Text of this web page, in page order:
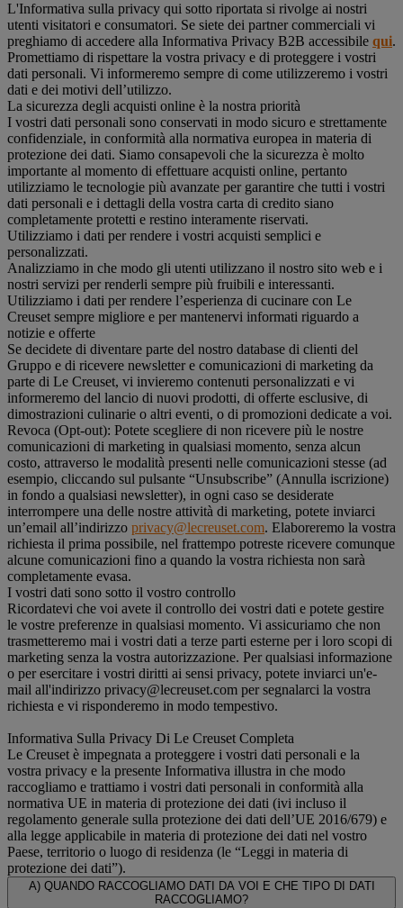
L'Informativa sulla privacy qui sotto riportata si rivolge ai nostri
utenti visitatori e consumatori. Se siete dei partner commerciali vi
preghiamo di accedere alla Informativa Privacy B2B accessibile qui.
Promettiamo di rispettare la vostra privacy e di proteggere i vostri
dati personali. Vi informeremo sempre di come utilizzeremo i vostri
dati e dei motivi dell’utilizzo.
La sicurezza degli acquisti online è la nostra priorità
I vostri dati personali sono conservati in modo sicuro e strettamente
confidenziale, in conformità alla normativa europea in materia di
protezione dei dati. Siamo consapevoli che la sicurezza è molto
importante al momento di effettuare acquisti online, pertanto
utilizziamo le tecnologie più avanzate per garantire che tutti i vostri
dati personali e i dettagli della vostra carta di credito siano
completamente protetti e restino interamente riservati.
Utilizziamo i dati per rendere i vostri acquisti semplici e
personalizzati.
Analizziamo in che modo gli utenti utilizzano il nostro sito web e i
nostri servizi per renderli sempre più fruibili e interessanti.
Utilizziamo i dati per rendere l’esperienza di cucinare con Le
Creuset sempre migliore e per mantenervi informati riguardo a
notizie e offerte
Se decidete di diventare parte del nostro database di clienti del
Gruppo e di ricevere newsletter e comunicazioni di marketing da
parte di Le Creuset, vi invieremo contenuti personalizzati e vi
informeremo del lancio di nuovi prodotti, di offerte esclusive, di
dimostrazioni culinarie o altri eventi, o di promozioni dedicate a voi.
Revoca (Opt-out): Potete scegliere di non ricevere più le nostre
comunicazioni di marketing in qualsiasi momento, senza alcun
costo, attraverso le modalità presenti nelle comunicazioni stesse (ad
esempio, cliccando sul pulsante “Unsubscribe” (Annulla iscrizione)
in fondo a qualsiasi newsletter), in ogni caso se desiderate
interrompere una delle nostre attività di marketing, potete inviarci
un’email all’indirizzo privacy@lecreuset.com. Elaboreremo la vostra
richiesta il prima possibile, nel frattempo potreste ricevere comunque
alcune comunicazioni fino a quando la vostra richiesta non sarà
completamente evasa.
I vostri dati sono sotto il vostro controllo
Ricordatevi che voi avete il controllo dei vostri dati e potete gestire
le vostre preferenze in qualsiasi momento. Vi assicuriamo che non
trasmetteremo mai i vostri dati a terze parti esterne per i loro scopi di
marketing senza la vostra autorizzazione. Per qualsiasi informazione
o per esercitare i vostri diritti ai sensi privacy, potete inviarci un'e-
mail all'indirizzo privacy@lecreuset.com per segnalarci la vostra
richiesta e vi risponderemo in modo tempestivo.
Informativa Sulla Privacy Di Le Creuset Completa
Le Creuset è impegnata a proteggere i vostri dati personali e la
vostra privacy e la presente Informativa illustra in che modo
raccogliamo e trattiamo i vostri dati personali in conformità alla
normativa UE in materia di protezione dei dati (ivi incluso il
regolamento generale sulla protezione dei dati dell’UE 2016/679) e
alla legge applicabile in materia di protezione dei dati nel vostro
Paese, territorio o luogo di residenza (le “Leggi in materia di
protezione dei dati”).
A) QUANDO RACCOGLIAMO DATI DA VOI E CHE TIPO DI DATI
RACCOGLIAMO?